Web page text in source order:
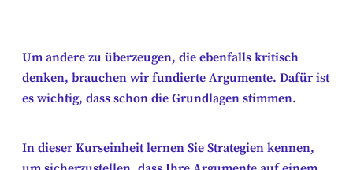
Um andere zu überzeugen, die ebenfalls kritisch
denken, brauchen wir fundierte Argumente. Dafür ist
es wichtig, dass schon die Grundlagen stimmen.
In dieser Kurseinheit lernen Sie Strategien kennen,